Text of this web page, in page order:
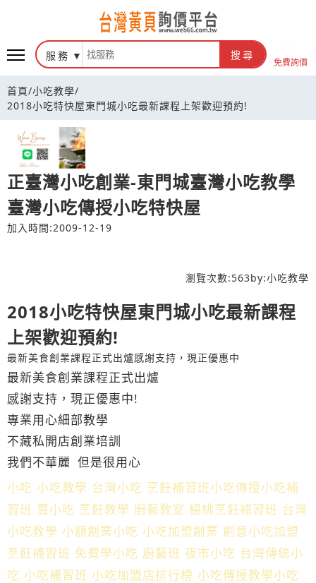
台灣黃頁詢價平台
服務 搜尋
免費詢價
首頁/小吃教學/
2018小吃特快屋東門城小吃最新課程上架歡迎預約!
正臺灣小吃創業-東門城臺灣小吃教學
臺灣小吃傳授小吃特快屋
加入時間:2009-12-19
瀏覽次數:563by:小吃教學
2018小吃特快屋東門城小吃最新課程
上架歡迎預約!
最新美食創業課程正式出爐​感謝支持，現正優惠中
最新美食創業課程正式出爐
​感謝支持，現正優惠中!
專業用心細部教學
​不藏私開店創業培訓
我們不華麗 但是很用心
小吃 小吃教學 台灣小吃 烹飪補習班小吃傳授小吃補
習班 賣小吃 烹飪教學 廚藝教室 楊桃烹飪補習班 台灣
小吃教學 小額創業小吃 小吃加盟創業 創意小吃加盟
烹飪補習班 免費學小吃 廚藝班 夜市小吃 台灣傳統小
吃 小吃補習班 小吃加盟店排行榜 小吃傳授教學小吃